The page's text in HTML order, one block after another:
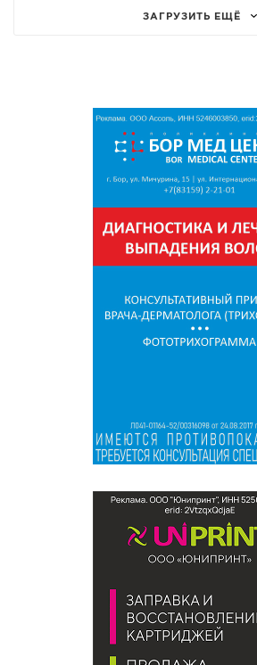
ЗАГРУЗИТЬ ЕЩЁ